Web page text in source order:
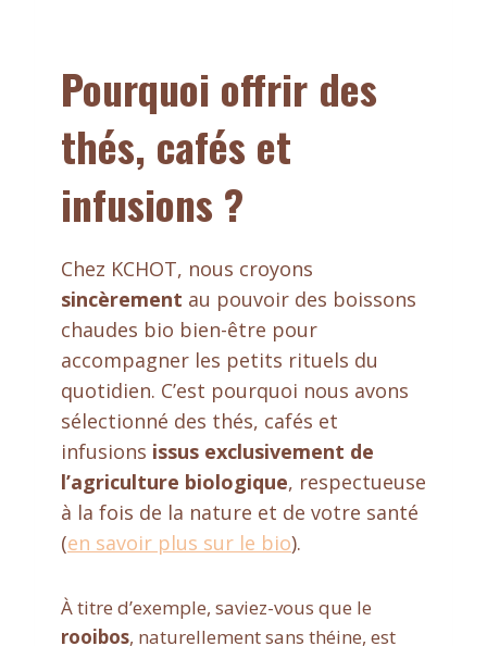
Pourquoi offrir des
thés, cafés et
infusions ?
Chez KCHOT, nous croyons
sincèrement au pouvoir des boissons
chaudes bio bien-être pour
accompagner les petits rituels du
quotidien. C’est pourquoi nous avons
sélectionné des thés, cafés et
infusions issus exclusivement de
l’agriculture biologique, respectueuse
à la fois de la nature et de votre santé
(en savoir plus sur le bio).
À titre d’exemple, saviez-vous que le
rooibos, naturellement sans théine, est